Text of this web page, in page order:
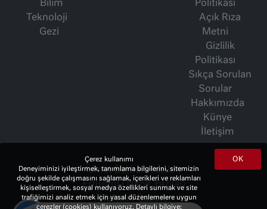
Bilim
Teknoloji
Gezi
Politikası
Açık Rıza
Metni
Gizlilik
Politikası
Sıkça Sorulan
Sorular
Hakkımızda
Künye
İletişim
İsmet Berkan Yazıları
Ertuğrul Özkök Yazıları
Haftalık Gazete
OK
Çerez kullanımı
Deneyiminizi iyileştirmek, tanımlama bilgilerini, sitemizin
doğru şekilde çalışmasını sağlamak, içerikleri ve reklamları
kişiselleştirmek, sosyal medya özellikleri sunmak ve site
trafiğimizi analiz etmek için yasal düzenlemelere uygun
çerezler (cookies) kullanıyoruz. Detaylı bilgiye;